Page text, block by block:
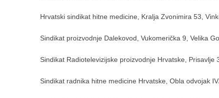
Hrvatski sindikat hitne medicine, Kralja Zvonimira 53,
Sindikat proizvodnje Dalekovod, Vukomerička 9, Velika
Sindikat Radiotelevizijske proizvodnje Hrvatske, Prisavlje
Sindikat radnika hitne medicine Hrvatske, Obla odvojak